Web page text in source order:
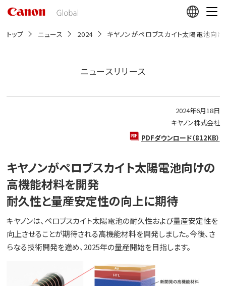
動
トップ ニュース 2024 キヤノンがペロブスカイト太陽電池向
ニュースリリース
2024年6月18日
キヤノン株式会社
PDFダウンロード（812KB）
キヤノンがペロブスカイト太陽電池向けの
高機能材料を開発
耐久性と量産安定性の向上に期待
キヤノンは、ペロブスカイト太陽電池の耐久性および量産安定性を
向上させることが期待される高機能材料を開発しました。今後、さ
らなる技術開発を進め、2025年の量産開始を目指します。